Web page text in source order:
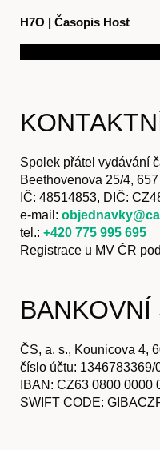
H7O | Časopis Host
Spolek přátel vydávání
Beethovenova 25/4,
IČ: 48514853, DIČ:
e-mail:
tel.: +420 775 995 695
Registrace u MV ČR pod
BANKOVNÍ
ČS, a. s., Kounicova 4,
číslo účtu: 1346783369/
IBAN: CZ63 0800 0000
SWIFT CODE: